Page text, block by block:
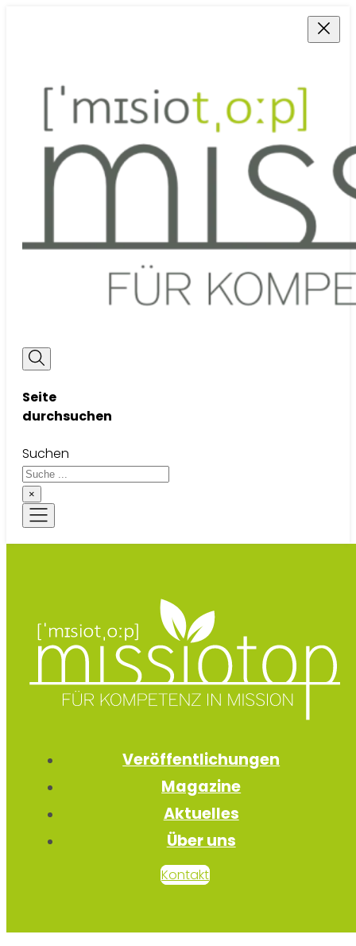
Seite
durchsuchen
Suchen
×
Veröffentlichungen
Magazine
Aktuelles
Über uns
Kontakt